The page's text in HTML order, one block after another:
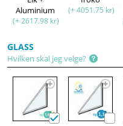
Aluminium
(+ 2617.98 kr)
(+ 4051.75 kr)
GLASS
Hvilken skal jeg velge?